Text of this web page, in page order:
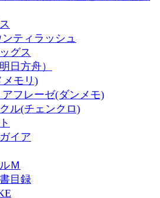
ティラッシュ
グス
日方舟）
メモリ)
フレーゼ(ダンメモ)
ル(チェンクロ)
イア
Ｍ
目録